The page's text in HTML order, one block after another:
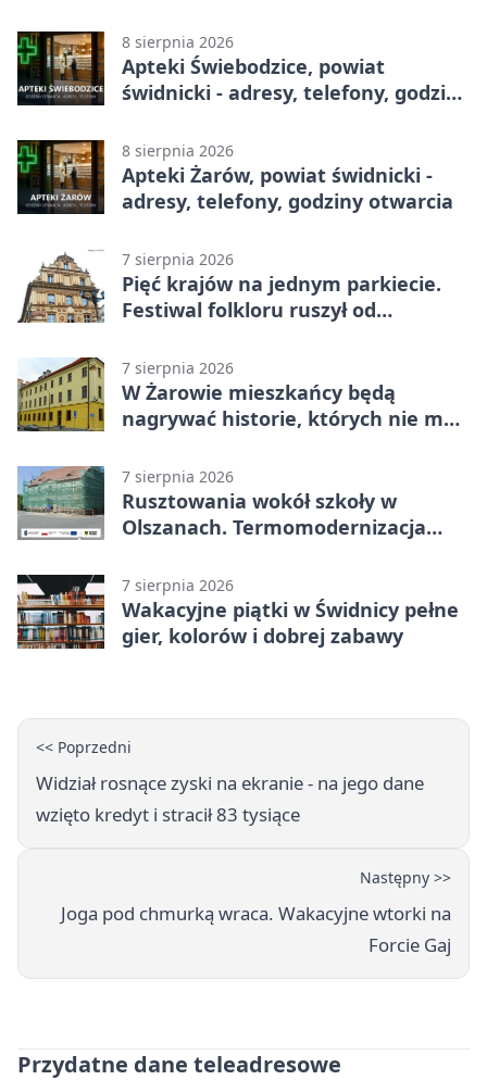
8 sierpnia 2026
Apteki Świebodzice, powiat
świdnicki - adresy, telefony, godziny
8 sierpnia 2026
Apteki Żarów, powiat świdnicki -
adresy, telefony, godziny otwarcia
7 sierpnia 2026
Pięć krajów na jednym parkiecie.
Festiwal folkloru ruszył od
7 sierpnia 2026
W Żarowie mieszkańcy będą
nagrywać historie, których nie ma
7 sierpnia 2026
Rusztowania wokół szkoły w
Olszanach. Termomodernizacja
7 sierpnia 2026
Wakacyjne piątki w Świdnicy pełne
gier, kolorów i dobrej zabawy
<< Poprzedni
Widział rosnące zyski na ekranie - na jego dane
wzięto kredyt i stracił 83 tysiące
Następny >>
Joga pod chmurką wraca. Wakacyjne wtorki na
Forcie Gaj
Przydatne dane teleadresowe